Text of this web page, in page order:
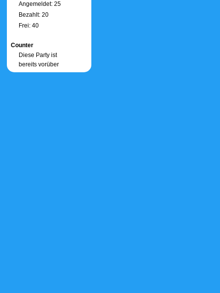
Angemeldet: 25
Bezahlt: 20
Frei: 40
Counter
Diese Party ist
bereits vorüber